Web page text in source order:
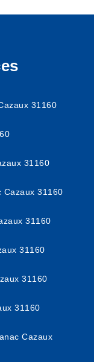
31160
31160
Cazaux 31160
31160
31160
31160
31160
Cazaux